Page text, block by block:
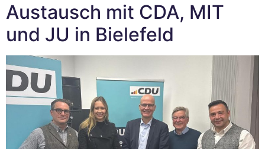
Austausch mit CDA, MIT
und JU in Bielefeld